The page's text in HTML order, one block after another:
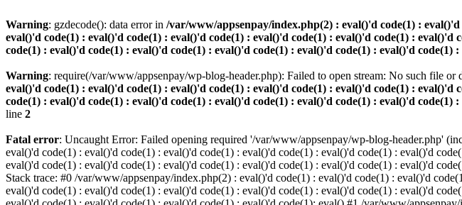
Warning: gzdecode(): data error in /var/www/appsenpay/index.php(2) : eval()'d code(1) :
eval()'d code(1) : eval()'d code(1) : eval()'d code(1) : eval()'d code(1) : eval()'d code(1) :
code(1) : eval()'d code(1) : eval()'d code(1) : eval()'d code(1) : eval()'d code(1) : eval()'d code(1)
Warning: require(/var/www/appsenpay/wp-blog-header.php): Failed to open stream: No such file or
eval()'d code(1) : eval()'d code(1) : eval()'d code(1) : eval()'d code(1) : eval()'d code(1) :
code(1) : eval()'d code(1) : eval()'d code(1) : eval()'d code(1) : eval()'d code(1) : eval()'d
line 2
Fatal error: Uncaught Error: Failed opening required '/var/www/appsenpay/wp-blog-header.php'
eval()'d code(1) : eval()'d code(1) : eval()'d code(1) : eval()'d code(1) : eval()'d code(1) : eval()'d
eval()'d code(1) : eval()'d code(1) : eval()'d code(1) : eval()'d code(1) : eval()'d code(1) : eval()'d
Stack trace: #0 /var/www/appsenpay/index.php(2) : eval()'d code(1) : eval()'d code(1) : eval()'d
eval()'d code(1) : eval()'d code(1) : eval()'d code(1) : eval()'d code(1) : eval()'d code(1) : eval()'d